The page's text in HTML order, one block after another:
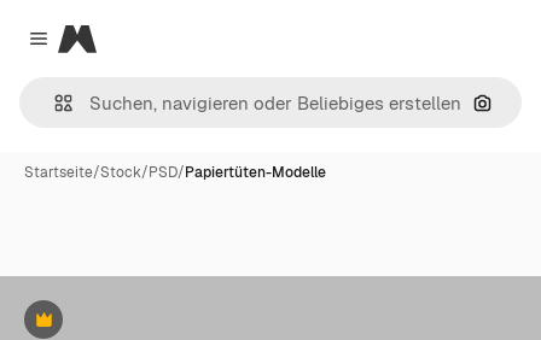
Close menu
Magnific
Nach
Startseite/Stock/PSD/Papiertüten-Modelle
Premium